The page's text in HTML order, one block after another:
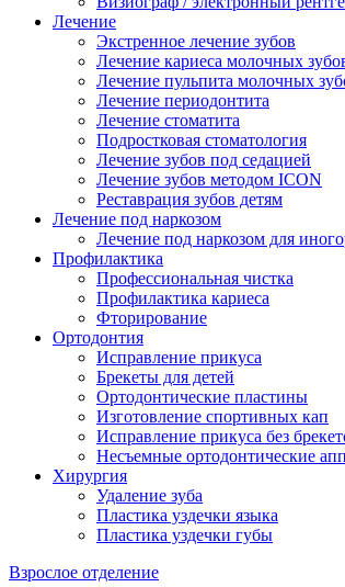
Лечение
Экстренное лечение зубов
Лечение кариеса молочных
Лечение пульпита молочных
Лечение периодонтита
Лечение стоматита
Подростковая стоматология
Лечение зубов под седацией
Лечение зубов методом ICON
Реставрация зубов детям
Лечение под наркозом
Лечение под наркозом для
Профилактика
Профессиональная чистка
Профилактика кариеса
Фторирование
Ортодонтия
Исправление прикуса
Брекеты для детей
Ортодонтические пластины
Изготовление спортивных кап
Исправление прикуса без
Несъемные ортодонтические
Хирургия
Удаление зуба
Пластика уздечки языка
Пластика уздечки губы
Взрослое отделение